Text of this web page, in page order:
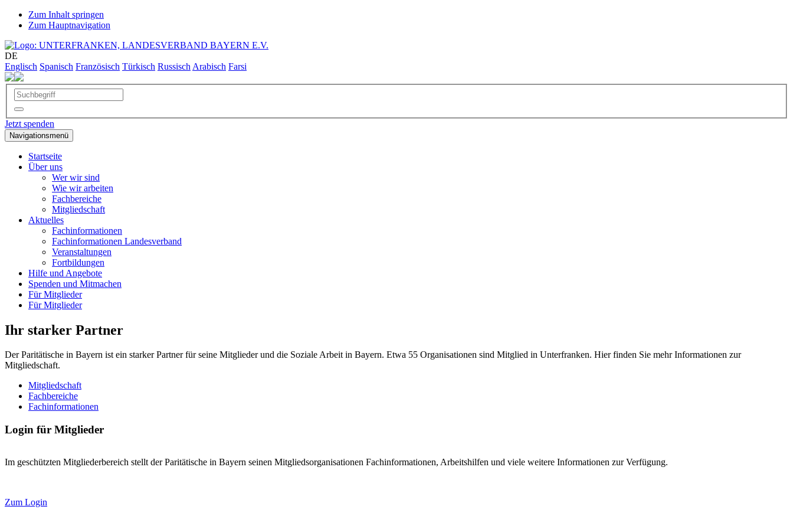
Zum Inhalt springen
Zum Hauptnavigation
DE
Englisch Spanisch Französisch Türkisch Russisch Arabisch Farsi
Jetzt spenden
Navigationsmenü
Startseite
Über uns
Wer wir sind
Wie wir arbeiten
Fachbereiche
Mitgliedschaft
Aktuelles
Fachinformationen
Fachinformationen Landesverband
Veranstaltungen
Fortbildungen
Hilfe und Angebote
Spenden und Mitmachen
Für Mitglieder
Für Mitglieder
Ihr starker Partner
Der Paritätische in Bayern ist ein starker Partner für seine Mitglieder und die Soziale Arbeit in Bayern. Etwa 55 Organisationen sind Mitglied in Unterfranken. Hier finden Sie mehr Informationen zur
Mitgliedschaft.
Mitgliedschaft
Fachbereiche
Fachinformationen
Login für Mitglieder
Im geschützten Mitgliederbereich stellt der Paritätische in Bayern seinen Mitgliedsorganisationen Fachinformationen, Arbeitshilfen und viele weitere Informationen zur Verfügung.
Zum Login